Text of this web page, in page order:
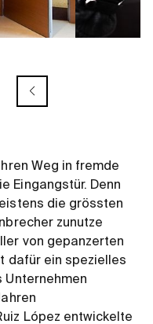
Weg in fremde
Eingangstür. Denn
die grössten
zunutze
von gepanzerten
dafür ein spezielles
Unternehmen
López entwickelte